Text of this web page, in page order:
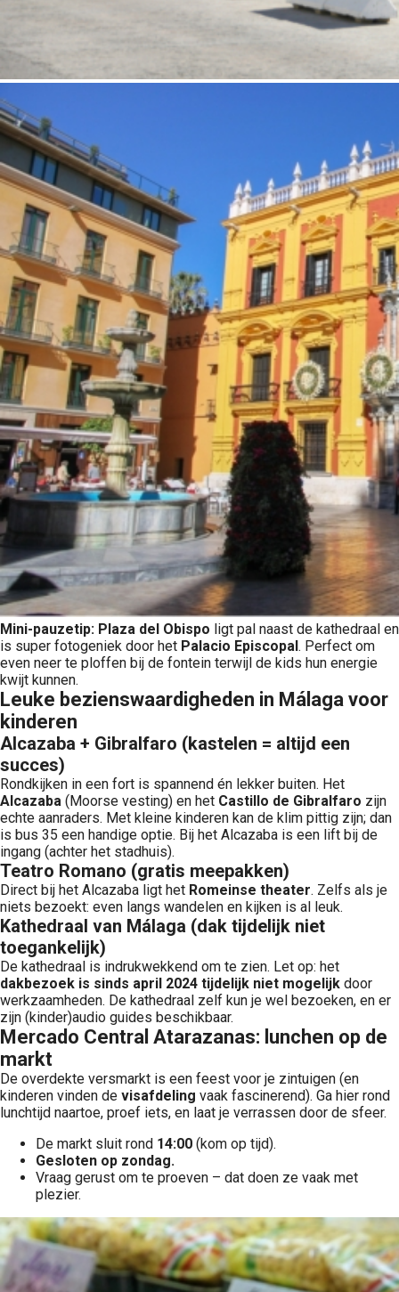
Mini-pauzetip: Plaza del Obispo ligt pal naast de kathedraal en
is super fotogeniek door het Palacio Episcopal. Perfect om
even neer te ploffen bij de fontein terwijl de kids hun energie
kwijt kunnen.
Leuke bezienswaardigheden in Málaga voor
kinderen
Alcazaba + Gibralfaro (kastelen = altijd een
succes)
Rondkijken in een fort is spannend én lekker buiten. Het
Alcazaba (Moorse vesting) en het Castillo de Gibralfaro zijn
echte aanraders. Met kleine kinderen kan de klim pittig zijn; dan
is bus 35 een handige optie. Bij het Alcazaba is een lift bij de
ingang (achter het stadhuis).
Teatro Romano (gratis meepakken)
Direct bij het Alcazaba ligt het Romeinse theater. Zelfs als je
niets bezoekt: even langs wandelen en kijken is al leuk.
Kathedraal van Málaga (dak tijdelijk niet
toegankelijk)
De kathedraal is indrukwekkend om te zien. Let op: het
dakbezoek is sinds april 2024 tijdelijk niet mogelijk door
werkzaamheden. De kathedraal zelf kun je wel bezoeken, en er
zijn (kinder)audio guides beschikbaar.
Mercado Central Atarazanas: lunchen op de
markt
De overdekte versmarkt is een feest voor je zintuigen (en
kinderen vinden de visafdeling vaak fascinerend). Ga hier rond
lunchtijd naartoe, proef iets, en laat je verrassen door de sfeer.
De markt sluit rond 14:00 (kom op tijd).
Gesloten op zondag.
Vraag gerust om te proeven – dat doen ze vaak met
plezier.